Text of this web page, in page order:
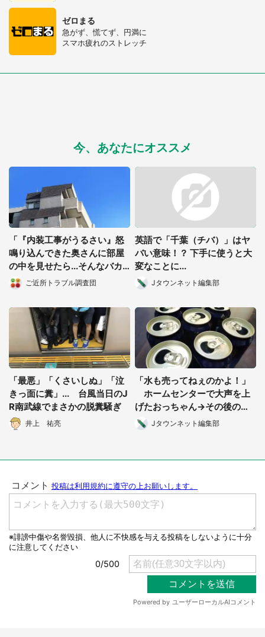
都道府選択
ゼロまる
急がず、慌てず、円満に
スマホ疲れのストレッチ
今、あなたにオススメ
「『内装工事がうるさい』怒
鳴り込んできた奥さんに部屋
の中を見せたら...そんなバカ
な！」（都道府県・年齢不
明）
ご近所トラブル調査団
英語で「千葉（チバ）」はヤ
バい意味！？ 下手に使うと大
変なことに...
Jタウンネット編集部
「最悪」「くさいしぬ」「泣
きっ面に糞」... 台風当日のJ
R南武線でまさかの脱糞騒ぎ
井上 祐亮
「水も売ってねぇのかよ！」
ホームセンターで大声を上
げたおっちゃん→その後の行
動が予想外だった
Jタウンネット編集部